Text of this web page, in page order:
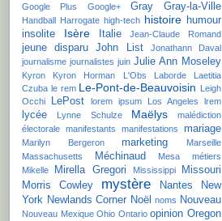
Google Plus Google+ Gray Gray-la-Ville
Handball Harrogate high-tech histoire humour
insolite
Isère Italie Jean-Claude Romand
jeune disparu John List
Jonathann Daval
journalisme journalistes juin Julie Ann Moseley
Kyron Kyron Horman L'Obs Laborde
Laetitia
Czuba le rem Le-Pont-de-Beauvoisin Leigh
Occhi
LePost lorem ipsum Los Angeles lrem
lycée Lynne Schulze Maëlys
malédiction
électorale manifestants manifestations mariage
Marilyn Bergeron marketing
Marseille
Massachusetts
Méchinaud Mesa
métiers
Mikelle
Mirella Gregori Mississippi
Missouri
Morris Cowley
mystère Nantes
New
York Newlands Corner Noël noms Nouveau
Nouveau Mexique Ohio Ontario opinion Oregon